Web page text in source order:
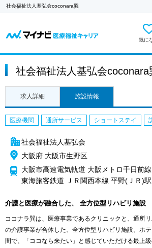
社会福祉法人基弘会coconara巽
気に
社会福祉法人基弘会coconara
求人詳細 施設情報
医療機関 通所サービス ショートステイ
社会福祉法人基弘会
大阪府 大阪市生野区
大阪市高速電気軌道 大阪メトロ千日前
東海旅客鉄道 ＪＲ関西本線 平野(ＪＲ)
介護と医療が融合した、 全方位型リハビリ施設
ココナラ巽は、医療事業であるクリニックと、通所
の介護事業が合体した、全方位型リハビリ施設。ホ
間で、「ココなら来たい」と感じていただける最上